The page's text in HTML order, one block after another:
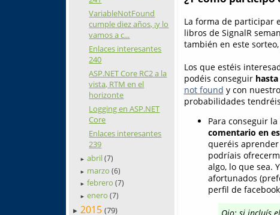
VariableNotFound
cumple diez años, ¡y lo
vamos a c...
Enlaces interesantes
240
ASP.NET Core RC2 a la
vista, RTM en el
horizonte
Logging en ASP.NET
Core
Enlaces interesantes
239
► abril(7)
► marzo(6)
► febrero(7)
► enero(7)
► 2015 (79)
La forma de participar
libros de SignalR
también en este
Los que estéis
podéis conseguir
not found y con
probabilidades
Para conseguir
comentario en
queréis aprender
podríais
algo, lo que sea.
afortunados
perfil de